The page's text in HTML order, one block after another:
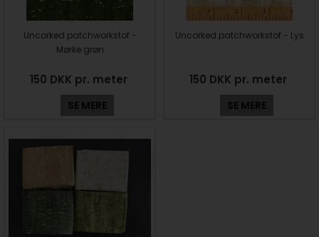
Uncorked patchworkstof -
Mørke grøn
150 DKK pr. meter
SE MERE
Uncorked patchworkstof - Lys
150 DKK pr. meter
SE MERE